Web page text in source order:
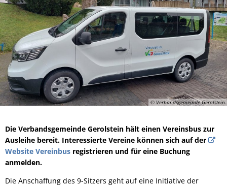
© Verbandsgemeinde Gerolstein
Die Verbandsgemeinde Gerolstein hält einen Vereinsbus zur
Ausleihe bereit. Interessierte Vereine können sich auf der
Website Vereinbus registrieren und für eine Buchung
anmelden.
Die Anschaffung des 9-Sitzers geht auf eine Initiative der